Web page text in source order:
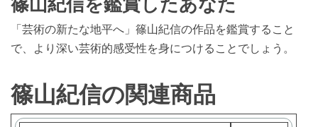
「芸術の新たな地平へ」篠山紀信の作品を鑑賞すること
で、より深い芸術的感受性を身につけることでしょう。
篠山紀信の関連商品